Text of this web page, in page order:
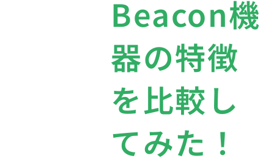
Beacon機
器の特徴
を比較し
てみた！